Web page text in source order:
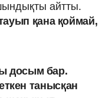
айтты.
қана қоймай,
досым бар.
танысқан